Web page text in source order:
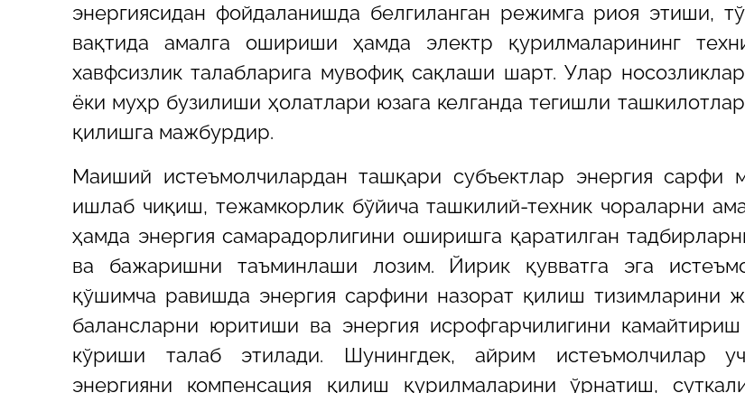
энергиясидан фойдаланишда белгиланган режимга риоя этиши,
вақтида амалга ошириши ҳамда электр қурилмаларининг
хавфсизлик талабларига мувофиқ сақлаши шарт. Улар
ёки муҳр бузилиши ҳолатлари юзага келганда тегишли
қилишга мажбурдир.
Маиший истеъмолчилардан ташқари субъектлар энергия сарфи
ишлаб чиқиш, тежамкорлик бўйича ташкилий-техник чораларни
ҳамда энергия самарадорлигини оширишга қаратилган
ва бажаришни таъминлаши лозим. Йирик қувватга эга
қўшимча равишда энергия сарфини назорат қилиш тизимларини
балансларни юритиши ва энергия исрофгарчилигини
кўриши талаб этилади. Шунингдек, айрим истеъмолчилар
энергияни компенсация қилиш қурилмаларини ўрнатиш,